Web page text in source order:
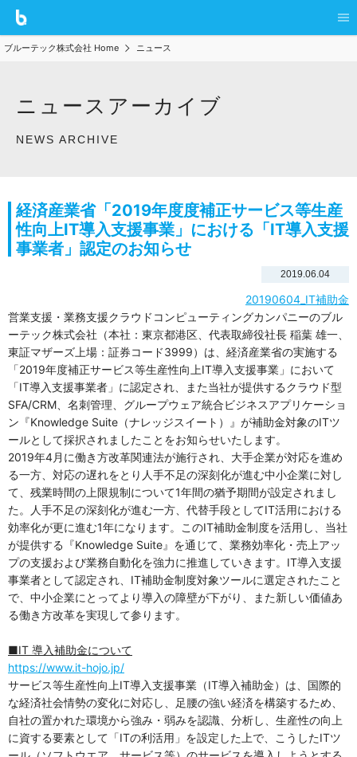
ブルーテック株式会社 Home ニュース
ニュースアーカイブ
NEWS ARCHIVE
経済産業省「2019年度度補正サービス等生産
性向上IT導入支援事業」における「IT導入支援
事業者」認定のお知らせ
2019.06.04
20190604_IT補助金
営業支援・業務支援クラウドコンピューティングカンパニーのブル
ーテック株式会社（本社：東京都港区、代表取締役社長 稲葉 雄一、
東証マザーズ上場：証券コード3999）は、経済産業省の実施する
「2019年度補正サービス等生産性向上IT導入支援事業」において
「IT導入支援事業者」に認定され、また当社が提供するクラウド型
SFA/CRM、名刺管理、グループウェア統合ビジネスアプリケーショ
ン『Knowledge Suite（ナレッジスイート）』が補助金対象のITツ
ールとして採択されましたことをお知らせいたします。
2019年4月に働き方改革関連法が施行され、大手企業が対応を進め
る一方、対応の遅れをとり人手不足の深刻化が進む中小企業に対し
て、残業時間の上限規制について1年間の猶予期間が設定されまし
た。人手不足の深刻化が進む一方、代替手段としてIT活用における
効率化が更に進む1年になります。このIT補助金制度を活用し、当社
が提供する『Knowledge Suite』を通じて、業務効率化・売上アッ
プの支援および業務自動化を強力に推進していきます。IT導入支援
事業者として認定され、IT補助金制度対象ツールに選定されたこと
で、中小企業にとってより導入の障壁が下がり、また新しい価値あ
る働き方改革を実現して参ります。
■IT 導入補助金について
https://www.it-hojo.jp/
サービス等生産性向上IT導入支援事業（IT導入補助金）は、国際的
な経済社会情勢の変化に対応し、足腰の強い経済を構築するため、
自社の置かれた環境から強み・弱みを認識、分析し、生産性の向上
に資する要素として「ITの利活用」を設定した上で、こうしたITツ